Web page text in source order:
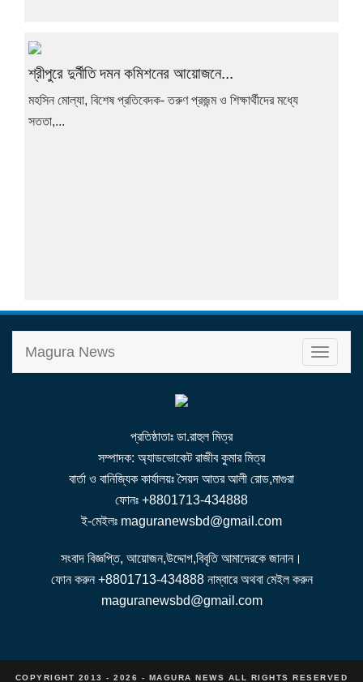
শ্রীপুরে দুর্নীতি দমন কমিশনের আয়োজনে...
মহসিন মোল্যা, বিশেষ প্রতিবেদক- তরুণ প্রজন্ম ও শিক্ষার্থীদের মধ্যে
সততা,...
T
o
g
l
Magura News
প্রতিষ্ঠাতাঃ ডা.রাহুল মিত্র
সম্পাদক: অ্যাডভোকেট রাজীব কুমার মিত্র
বার্তা ও বানিজ্যিক কার্যালয়ঃ সৈয়দ আতর আলী রোড,মাগুরা
ফোনঃ +8801713-434888
ই-মেইলঃ maguranewsbd@gmail.com
সংবাদ বিজ্ঞপ্তি, আয়োজন,উদ্দোগ,বিবৃতি আমাদেরকে জানান।
ফোন করুন +8801713-434888 নাম্বারে অথবা মেইল করুন
maguranewsbd@gmail.com
COPYRIGHT 2013 - 2026 - MAGURA NEWS ALL RIGHTS RESERVED